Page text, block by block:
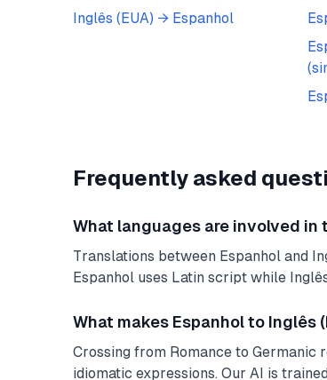
Inglês (EUA) → Espanhol
Frequently asked
What languages are involved
Translations between Espanhol and
Espanhol uses Latin script while
What makes Espanhol to
Crossing from Romance to Germanic
idiomatic expressions. Our AI is